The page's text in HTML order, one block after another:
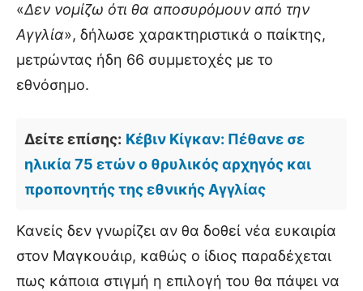
«Δεν νομίζω ότι θα αποσυρόμουν από την
Αγγλία», δήλωσε χαρακτηριστικά ο παίκτης,
μετρώντας ήδη 66 συμμετοχές με το
εθνόσημο.
Δείτε επίσης: Κέβιν Κίγκαν: Πέθανε σε
ηλικία 75 ετών ο θρυλικός αρχηγός και
προπονητής της εθνικής Αγγλίας
Κανείς δεν γνωρίζει αν θα δοθεί νέα ευκαιρία
στον Μαγκουάιρ, καθώς ο ίδιος παραδέχεται
πως κάποια στιγμή η επιλογή του θα πάψει να